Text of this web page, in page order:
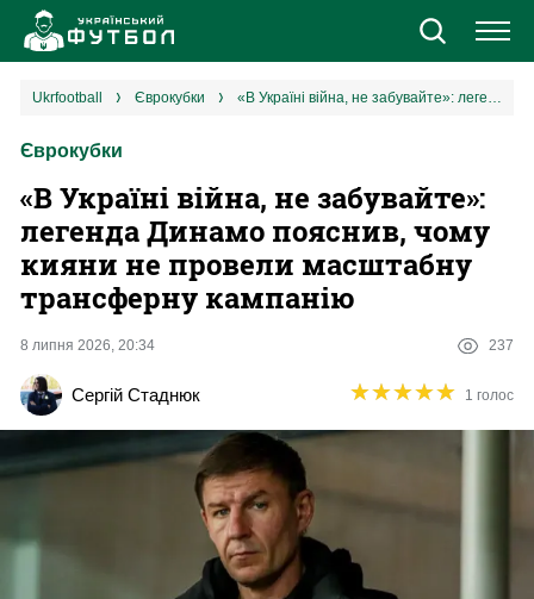
Новини
Єврокубки
УПЛ
Різне
Букмекери
Казино
ukrfootball єврокубки «В Україні війна, не забувайте»: легенда Динамо пояснив, чому кияни не провели масштабну трансферну кампанію
Єврокубки
«В Україні війна, не забувайте»:
легенда Динамо пояснив, чому
кияни не провели масштабну
трансферну кампанію
8 липня 2026, 20:34 237
Сергій Стаднюк ★★★★★
★★★★★ 1 голос